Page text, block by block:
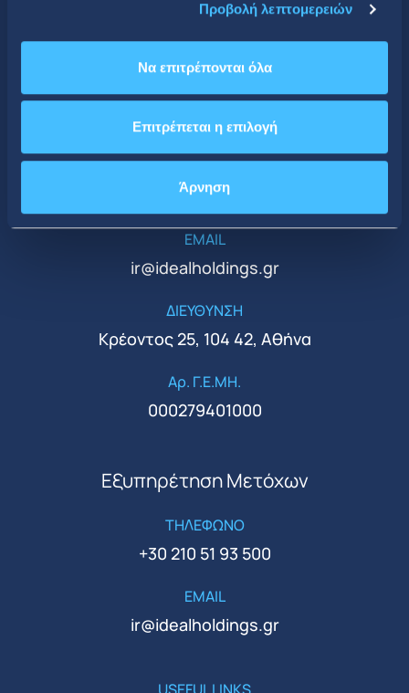
Προβολή λεπτομερειών
Να επιτρέπονται όλα
Επιτρέπεται η επιλογή
Άρνηση
CONTACT DETAILS
Κεντρικά Γραφεία
ΤΗΛΕΦΩΝΟ
+30 210 51 93 500
EMAIL
ir@idealholdings.gr
ΔΙΕΥΘΥΝΣΗ
Κρέοντος 25, 104 42, Αθήνα
Αρ. Γ.Ε.ΜΗ.
000279401000
Εξυπηρέτηση Μετόχων
ΤΗΛΕΦΩΝΟ
+30 210 51 93 500
EMAIL
ir@idealholdings.gr